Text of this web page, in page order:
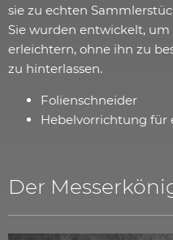
sie zu echten
Sie wurden entwickelt, um
erleichtern, ohne ihn zu
zu hinterlassen.
Folienschneider
Hebelvorrichtung für
Der